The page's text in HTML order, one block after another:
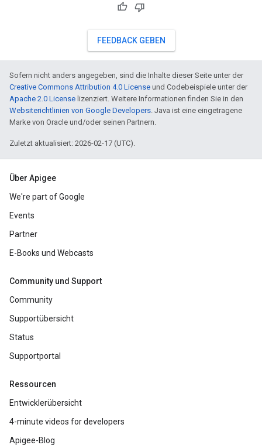
FEEDBACK GEBEN
Sofern nicht anders angegeben, sind die Inhalte dieser Seite unter der
Creative Commons Attribution 4.0 License und Codebeispiele unter der
Apache 2.0 License lizenziert. Weitere Informationen finden Sie in den
Websiterichtlinien von Google Developers . Java ist eine eingetragene
Marke von Oracle und/oder seinen Partnern.
Zuletzt aktualisiert: 2026-02-17 (UTC).
Über Apigee
We're part of Google
Events
Partner
E-Books und Webcasts
Community und Support
Community
Supportübersicht
Status
Supportportal
Ressourcen
Entwicklerübersicht
4-minute videos for developers
Apigee-Blog